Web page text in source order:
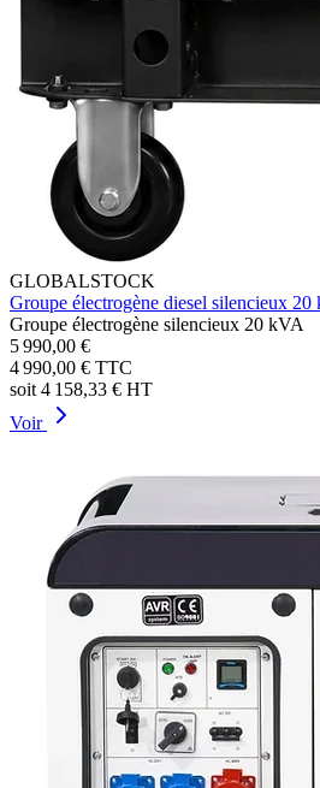
GLOBALSTOCK
Groupe électrogène diesel silencieux
Groupe électrogène silencieux 20 kVA
5 990,00 €
4 990,00 € TTC
soit 4 158,33 € HT
Voir